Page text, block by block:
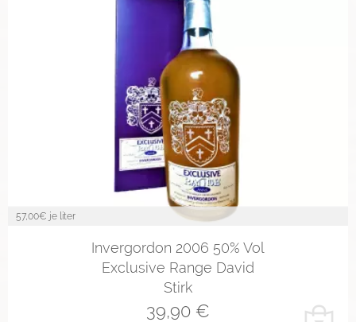
57,00€ je liter
Invergordon 2006 50% Vol
Exclusive Range David
Stirk
39,90 €